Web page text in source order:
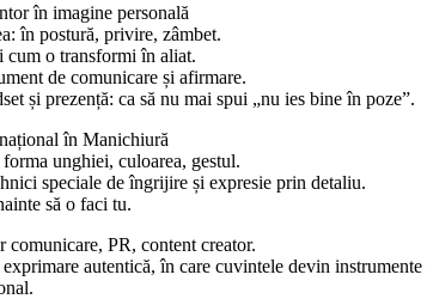
în imagine personală
în postură, privire, zâmbet.
cum o transformi în aliat.
de comunicare și afirmare.
și prezență: ca să nu mai spui „nu ies bine în poze”.
în Manichiură
unghiei, culoarea, gestul.
speciale de îngrijire și expresie prin detaliu.
să o faci tu.
comunicare, PR, content creator.
autentică, în care cuvintele devin